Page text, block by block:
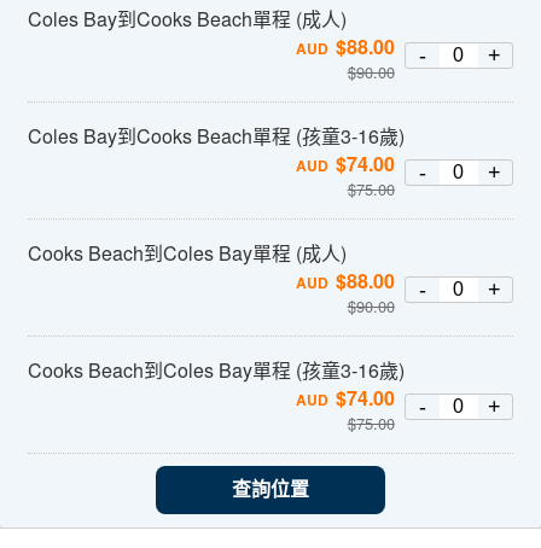
Coles Bay到Cooks Beach單程 (成人)
AUD $88.00
$90.00
- +
Coles Bay到Cooks Beach單程 (孩童3-16歲)
AUD $74.00
$75.00
- +
Cooks Beach到Coles Bay單程 (成人)
AUD $88.00
$90.00
- +
Cooks Beach到Coles Bay單程 (孩童3-16歲)
AUD $74.00
$75.00
- +
查詢位置